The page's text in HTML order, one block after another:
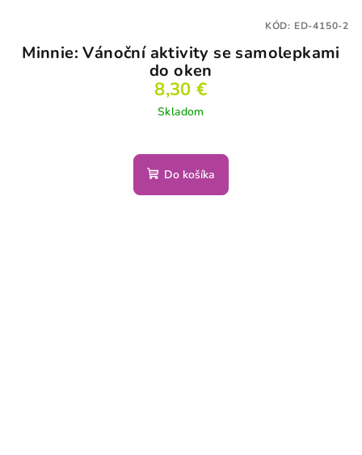
Minnie: Vánoční aktivity se samolepkami
do oken
8,30 €
Skladom
Do košíka
KÓD: ED-4150-2